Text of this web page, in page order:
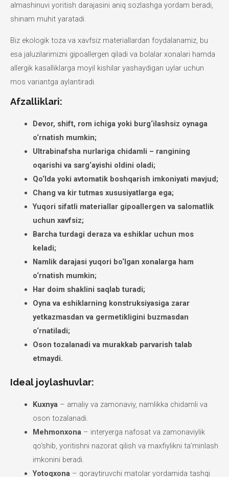
almashinuvi yoritish darajasini aniq sozlashga yordam beradi,
shinam muhit yaratadi.
Biz ekologik toza va xavfsiz materiallardan foydalanamiz, bu
esa jaluzilarimizni gipoallergen qiladi va bolalar xonalari hamda
allergik kasalliklarga moyil kishilar yashaydigan uylar uchun
mos variantga aylantiradi.
Afzalliklari:
Devor, shift, rom ichiga yoki burg‘ilashsiz oynaga
o‘rnatish mumkin;
Ultrabinafsha nurlariga chidamli – rangining
oqarishi va sarg‘ayishi oldini oladi;
Qo‘lda yoki avtomatik boshqarish imkoniyati mavjud;
Chang va kir tutmas xususiyatlarga ega;
Yuqori sifatli materiallar gipoallergen va salomatlik
uchun xavfsiz;
Barcha turdagi deraza va eshiklar uchun mos
keladi;
Namlik darajasi yuqori bo‘lgan xonalarga ham
o‘rnatish mumkin;
Har doim shaklini saqlab turadi;
Oyna va eshiklarning konstruksiyasiga zarar
yetkazmasdan va germetikligini buzmasdan
o‘rnatiladi;
Oson tozalanadi va murakkab parvarish talab
etmaydi.
Ideal joylashuvlar:
Kuxnya– amaliy va zamonaviy, namlikka chidamli va
oson tozalanadi.
Mehmonxona– interyerga nafosat va zamonaviylik
qo‘shib, yoritishni nazorat qilish va maxfiylikni ta’minlash
imkonini beradi.
Yotoqxona– qoraytiruvchi matolar yordamida tashqi